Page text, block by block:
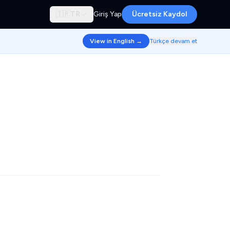
🇹🇷 TR Giriş Yap Ücretsiz Kaydol
View in English → Türkçe devam et